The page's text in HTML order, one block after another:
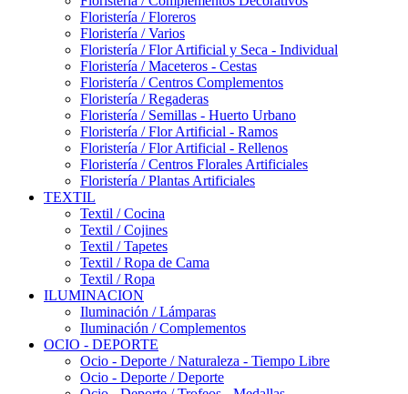
Floristería / Floreros
Floristería / Varios
Floristería / Flor Artificial y Seca - Individual
Floristería / Maceteros - Cestas
Floristería / Centros Complementos
Floristería / Regaderas
Floristería / Semillas - Huerto Urbano
Floristería / Flor Artificial - Ramos
Floristería / Flor Artificial - Rellenos
Floristería / Centros Florales Artificiales
Floristería / Plantas Artificiales
TEXTIL
Textil / Cocina
Textil / Cojines
Textil / Tapetes
Textil / Ropa de Cama
Textil / Ropa
ILUMINACION
Iluminación / Lámparas
Iluminación / Complementos
OCIO - DEPORTE
Ocio - Deporte / Naturaleza - Tiempo Libre
Ocio - Deporte / Deporte